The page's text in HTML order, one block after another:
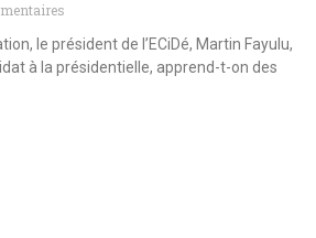
le président de l’ECiDé, Martin Fayulu,
à la présidentielle, apprend-t-on des